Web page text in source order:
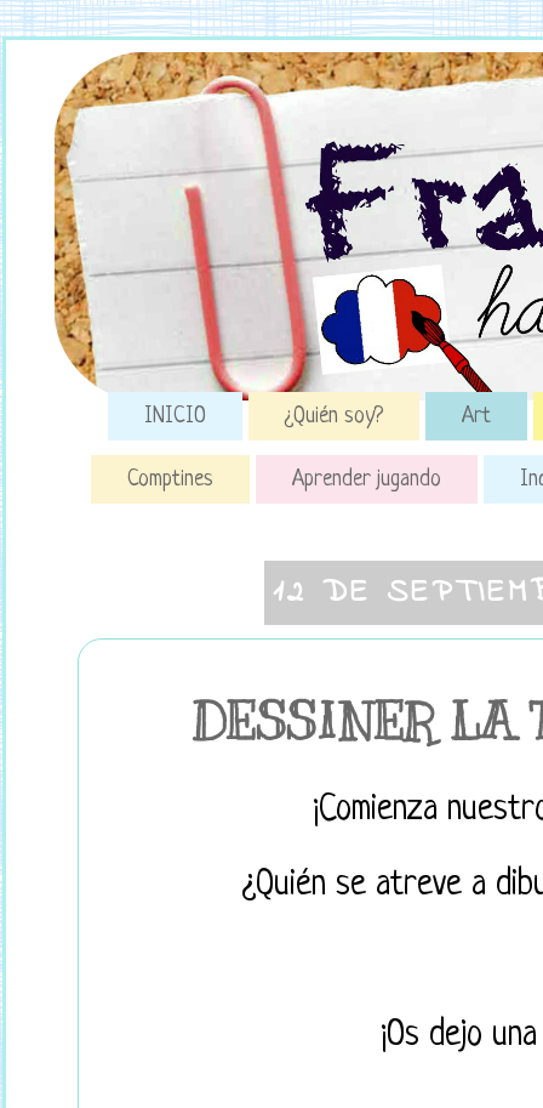
INICIO ¿Quién soy? Art
Comptines Aprender jugando
12 DE
DESSINER LA
¡Comienza
¿Quién se atreve a
¡Os dejo